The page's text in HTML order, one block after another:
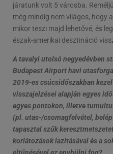
járatunk volt 5 városba.
még mindig nem világos, hogy
mikor teszi majd lehetővé, és
észak-amerikai desztináció
A tavalyi utolsó negyedévben
Budapest Airport havi
2019-es csúcsidőszakban
visszajelzései alapján egyes
egyes pontokon, illetve
(pl. utas-/csomagfelvétel,
tapasztal szűk
korlátozások lazításával és a